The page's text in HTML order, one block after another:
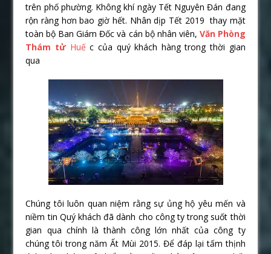
trên phố phường. Không khí ngày Tết Nguyên Đán đang
rộn ràng hơn bao giờ hết. Nhân dịp Tết 2019 thay mặt
toàn bộ Ban Giám Đốc và cán bộ nhân viên, Văn Phòng
Thám tử Huếc của quý khách hàng trong thời gian
qua
Chúng tôi luôn quan niệm rằng sự ủng hộ yêu mến và
niềm tin Quý khách đã dành cho công ty trong suốt thời
gian qua chính là thành công lớn nhất của công ty
chúng tôi trong năm Ất Mùi 2015. Để đáp lại tấm thịnh